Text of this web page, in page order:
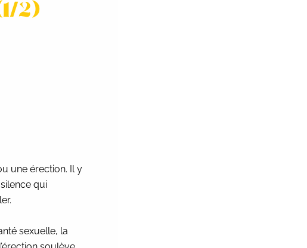
2)
une érection. Il y
qui
sexuelle, la